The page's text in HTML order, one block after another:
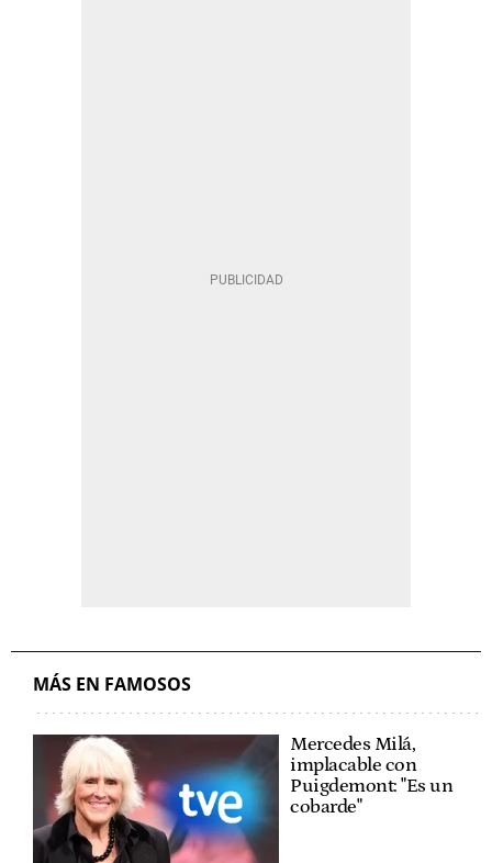
MÁS EN FAMOSOS
Mercedes Milá,
implacable con
Puigdemont: "Es un
cobarde"